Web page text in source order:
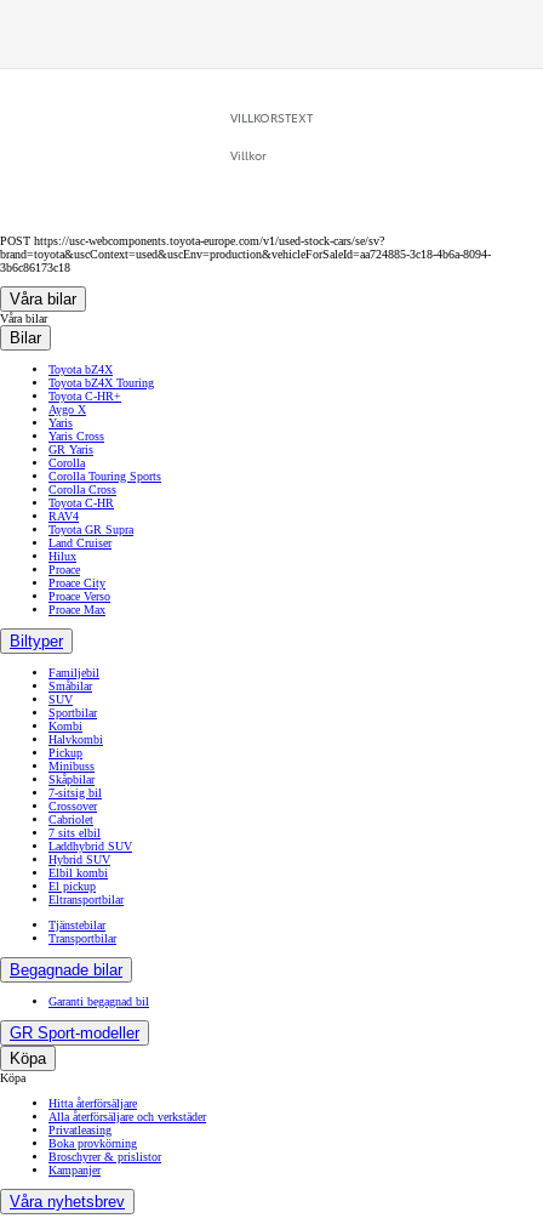
VILLKORSTEXT
Villkor
POST https://usc-webcomponents.toyota-europe.com/v1/used-stock-cars/se/sv?
brand=toyota&uscContext=used&uscEnv=production&vehicleForSaleId=aa724885-3c18-4b6a-8094-
3b6c86173c18
Våra bilar
Våra bilar
Bilar
Toyota bZ4X
Toyota bZ4X Touring
Toyota C-HR+
Aygo X
Yaris
Yaris Cross
GR Yaris
Corolla
Corolla Touring Sports
Corolla Cross
Toyota C-HR
RAV4
Toyota GR Supra
Land Cruiser
Hilux
Proace
Proace City
Proace Verso
Proace Max
Biltyper
Familjebil
Småbilar
SUV
Sportbilar
Kombi
Halvkombi
Pickup
Minibuss
Skåpbilar
7-sitsig bil
Crossover
Cabriolet
7 sits elbil
Laddhybrid SUV
Hybrid SUV
Elbil kombi
El pickup
Eltransportbilar
Tjänstebilar
Transportbilar
Begagnade bilar
Garanti begagnad bil
GR Sport-modeller
Köpa
Köpa
Hitta återförsäljare
Alla återförsäljare och verkstäder
Privatleasing
Boka provkörning
Broschyrer & prislistor
Kampanjer
Våra nyhetsbrev